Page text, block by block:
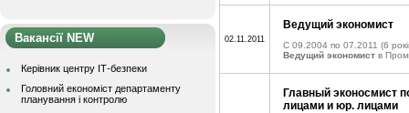
Вакансії NEW
Керівник центру ІТ-безпеки
Головний економіст департаменту
планування і контролю
02.11.2011
Ведущий экономист
C 09.2004 по 07.2011 (6
Ведущий экономист в
Главный эконосмист
лицами и юр. лицами